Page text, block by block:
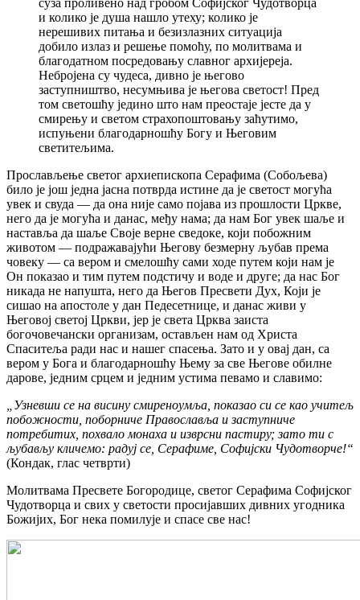
суза проливено над гробом Софијског Чудотворца
и колико је душа нашло утеху; колико је
нерешивих питања и безизлазних ситуација
добило излаз и решење помоћу, по молитвама и
благодатном посредовању славног архијереја.
Небројена су чудеса, дивно је његово
заступништво, несумњива је његова светост! Пред
том светошћу једино што нам преостаје јесте да у
смирењу и светом страхопоштовању заћутимо,
испуњени благодарношћу Богу и Његовим
светитељима.
Прослављење светог архиепископа Серафима (Собољева)
било је још једна јасна потврда истине да је светост могућа
увек и свуда — да она није само појава из прошлости Цркве,
него да је могућа и данас, међу нама; да нам Бог увек шаље и
наставља да шаље Своје верне сведоке, који побожним
животом — подражавајући Његову безмерну љубав према
човеку — са вером и смелошћу сами ходе путем који нам је
Он показао и тим путем подстичу и воде и друге; да нас Бог
никада не напушта, него да Његов Пресвети Дух, Који је
сишао на апостоле у дан Педесетнице, и данас живи у
Његовој светој Цркви, јер је света Црква заиста
богочовечански организам, остављен нам од Христа
Спаситеља ради нас и нашег спасења. Зато и у овај дан, са
вером у Бога и благодарношћу Њему за све Његове обилне
дарове, једним срцем и једним устима певамо и славимо:
„Узневши се на висину смиреноумља, показао си се као учитељ
побожности, поборниче Православља и заступниче
потребитих, похвало монаха и изврсни пастиру; зато ти с
љубављу кличемо: радуј се, Серафиме, Софијски Чудотворче!“
(Кондак, глас четврти)
Молитвама Пресвете Богородице, светог Серафима Софијског
Чудотворца и свих у светости просијавших дивних угодника
Божијих, Бог нека помилује и спасе све нас!